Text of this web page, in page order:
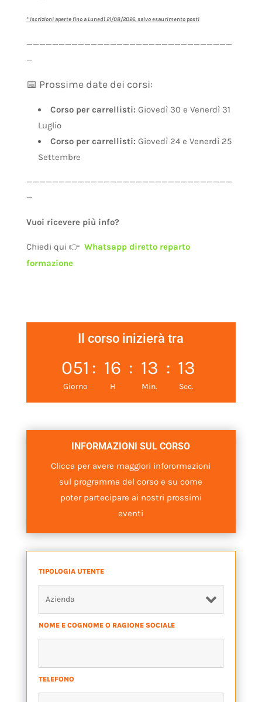
* iscrizioni aperte fino a Lunedì 21/08/2026, salvo esaurimento posti
————————————————————————————————
—
📅 Prossime date dei corsi:
Corso per carrellisti: Giovedì 30 e Venerdì 31
Luglio
Corso per carrellisti: Giovedì 24 e Venerdì 25
Settembre
————————————————————————————————
—
Vuoi ricevere più info?
Chiedi qui 👉 Whatsapp diretto reparto
formazione
Il corso inizierà tra
051
Giorno
: 16
H
: 13
Min.
: 13
Sec.
INFORMAZIONI SUL CORSO
Clicca per avere maggiori inforormazioni
sul programma del corso e su come
poter partecipare ai nostri prossimi
eventi
TIPOLOGIA UTENTE
NOME E COGNOME O RAGIONE SOCIALE
TELEFONO